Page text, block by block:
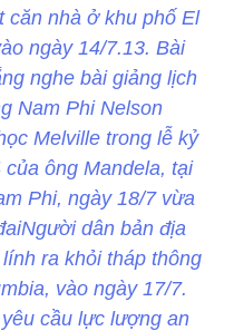
căn nhà ở khu phố El
ngày 14/7.13. Bài
nghe bài giảng lịch
Nam Phi Nelson
Melville trong lễ kỷ
ông Mandela, tại
Phi, ngày 18/7 vừa
dân bản địa
ra khỏi tháp thông
vào ngày 17/7.
cầu lực lượng an